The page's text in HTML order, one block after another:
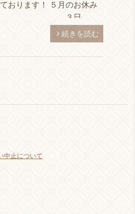
おります！ ５月のお休み
月曜日 ３日
、５（土）。。。のゴール
ーク ２６日
おります！ […]
続きを読む
中止について